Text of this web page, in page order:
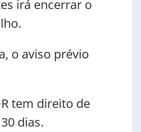
irá encerrar o
o aviso prévio
tem direito de
dias.